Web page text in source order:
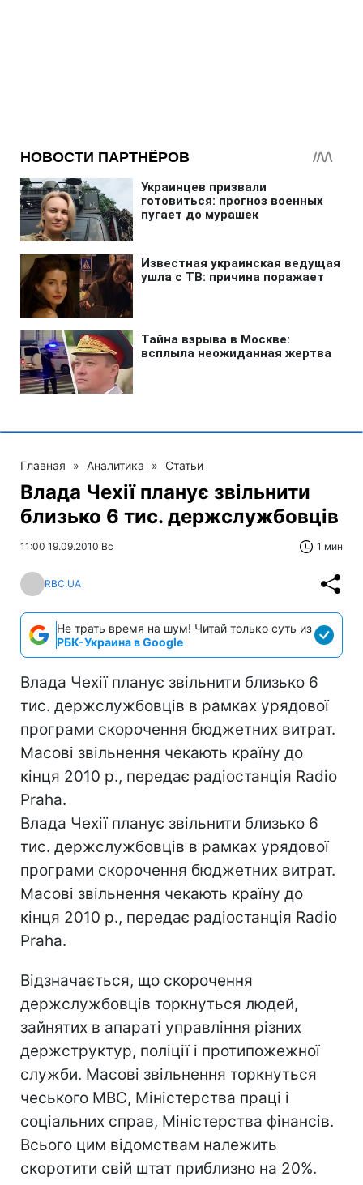
Главная » Аналитика » Статьи
Влада Чехії планує звільнити
близько 6 тис. держслужбовців
11:00 19.09.2010 Вс 1 мин
RBC.UA
Не трать время на шум! Читай только суть из
РБК-Украина в Google
Влада Чехії планує звільнити близько 6
тис. держслужбовців в рамках урядової
програми скорочення бюджетних витрат.
Масові звільнення чекають країну до
кінця 2010 р., передає радіостанція Radio
Praha.
Влада Чехії планує звільнити близько 6
тис. держслужбовців в рамках урядової
програми скорочення бюджетних витрат.
Масові звільнення чекають країну до
кінця 2010 р., передає радіостанція Radio
Praha.
Відзначається, що скорочення
держслужбовців торкнуться людей,
зайнятих в апараті управління різних
держструктур, поліції і протипожежної
служби. Масові звільнення торкнуться
чеського МВС, Міністерства праці і
соціальних справ, Міністерства фінансів.
Всього цим відомствам належить
скоротити свій штат приблизно на 20%.